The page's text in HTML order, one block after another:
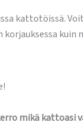
kattotöissä.
kuin
mikä kattoasi